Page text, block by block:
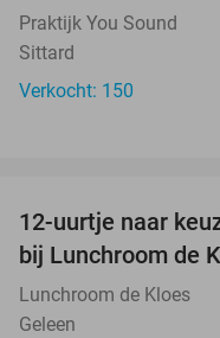
Praktijk You Sound
Sittard
Verkocht: 150
12-uurtje naar
bij Lunchroom de
Lunchroom de Kloes
Geleen